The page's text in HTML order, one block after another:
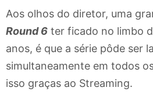
Aos olhos do diretor, uma
Round 6 ter ficado no limbo
anos, é que a série pôde ser
simultaneamente em todos
isso graças ao Streaming.